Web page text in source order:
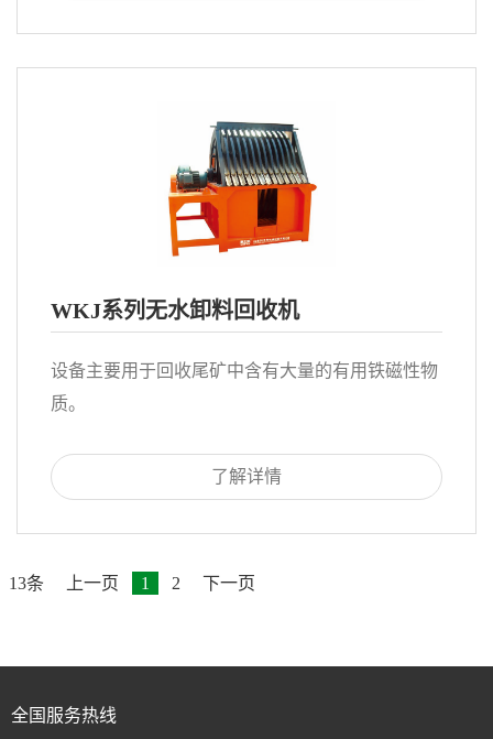
WKJ系列无水卸料回收机
设备主要用于回收尾矿中含有大量的有用铁磁性物
质。
了解详情
13条 上一页 1 2 下一页
全国服务热线